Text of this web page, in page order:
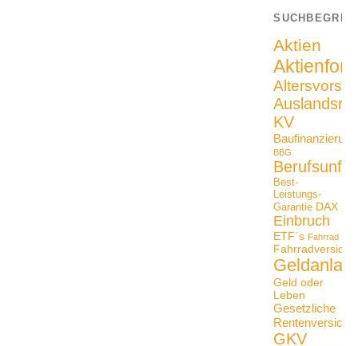
Aktien
KV
Baufinanzierung
BBG
Best-
Leistungs-
Garantie DAX
Einbruch
ETF´s Fahrrad
Geld oder
Leben
Gesetzliche
GKV